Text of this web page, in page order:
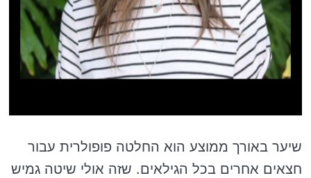
שיער באורך ממוצע הוא החלטה פופולרית עבור
חצאים אחרים בכל הגילאים. שזה אולי שיטה גמיש